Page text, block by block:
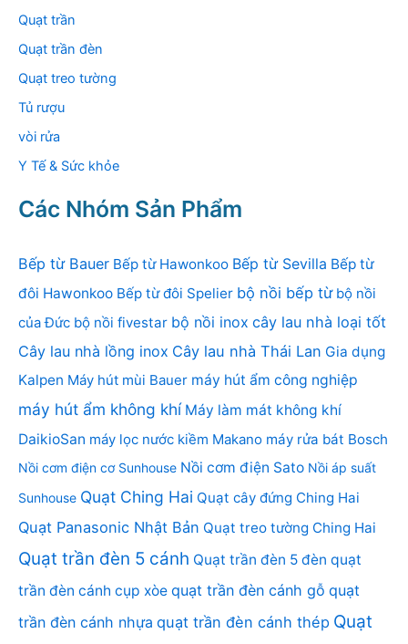
Quạt trần
Quạt trần đèn
Quạt treo tường
Tủ rượu
vòi rửa
Y Tế & Sức khỏe
Các Nhóm Sản Phẩm
Bếp từ Bauer Bếp từ Hawonkoo Bếp từ Sevilla Bếp từ
đôi Hawonkoo Bếp từ đôi Spelier bộ nồi bếp từ bộ nồi
của Đức bộ nồi fivestar bộ nồi inox cây lau nhà loại tốt
Cây lau nhà lồng inox Cây lau nhà Thái Lan Gia dụng
Kalpen Máy hút mùi Bauer máy hút ẩm công nghiệp
máy hút ẩm không khí Máy làm mát không khí
DaikioSan máy lọc nước kiềm Makano máy rửa bát Bosch
Nồi cơm điện cơ Sunhouse Nồi cơm điện Sato Nồi áp suất
Sunhouse Quạt Ching Hai Quạt cây đứng Ching Hai
Quạt Panasonic Nhật Bản Quạt treo tường Ching Hai
Quạt trần đèn 5 cánh Quạt trần đèn 5 đèn quạt
trần đèn cánh cụp xòe quạt trần đèn cánh gỗ quạt
trần đèn cánh nhựa quạt trần đèn cánh thép Quạt